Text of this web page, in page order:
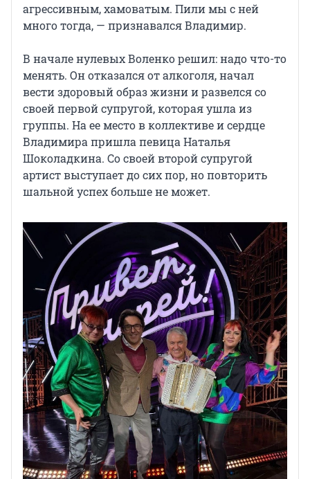
агрессивным, хамоватым. Пили мы с ней
много тогда, — признавался Владимир.
В начале нулевых Воленко решил: надо что-то
менять. Он отказался от алкоголя, начал
вести здоровый образ жизни и развелся со
своей первой супругой, которая ушла из
группы. На ее место в коллективе и сердце
Владимира пришла певица Наталья
Шоколадкина. Со своей второй супругой
артист выступает до сих пор, но повторить
шальной успех больше не может.